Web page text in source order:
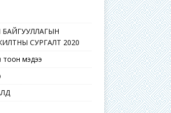
СУРГАЛТ 2020
тоон мэдээ